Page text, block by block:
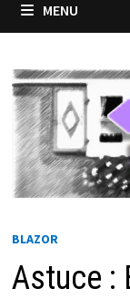
MENU
BLAZOR
Astuce :